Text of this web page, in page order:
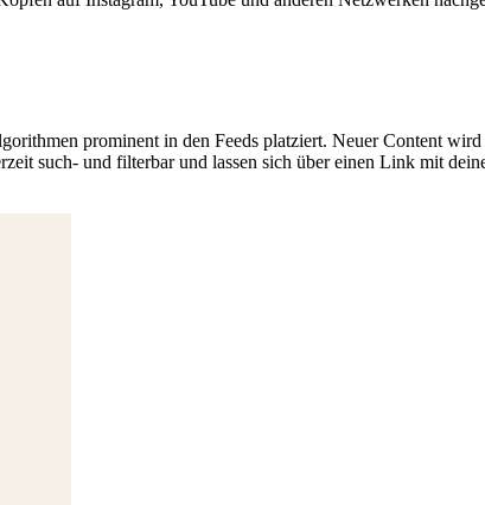
prominent in den Feeds platziert. Neuer Content
such- und filterbar und lassen sich über einen Link mit